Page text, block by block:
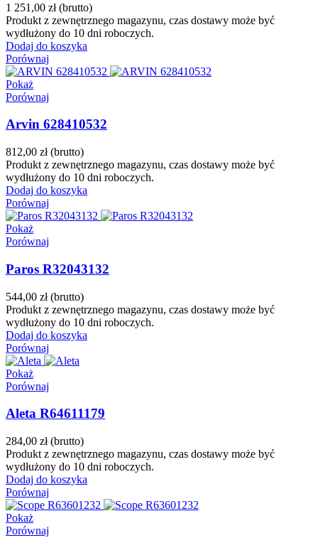
1 251,00 zł (brutto)
Produkt z zewnętrznego magazynu, czas dostawy może być
wydłużony do 10 dni roboczych.
Dodaj do koszyka
Porównaj
Pokaż
Porównaj
Arvin 628410532
812,00 zł (brutto)
Produkt z zewnętrznego magazynu, czas dostawy może być
wydłużony do 10 dni roboczych.
Dodaj do koszyka
Porównaj
Pokaż
Porównaj
Paros R32043132
544,00 zł (brutto)
Produkt z zewnętrznego magazynu, czas dostawy może być
wydłużony do 10 dni roboczych.
Dodaj do koszyka
Porównaj
Pokaż
Porównaj
Aleta R64611179
284,00 zł (brutto)
Produkt z zewnętrznego magazynu, czas dostawy może być
wydłużony do 10 dni roboczych.
Dodaj do koszyka
Porównaj
Pokaż
Porównaj